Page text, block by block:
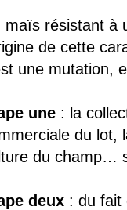
maïs résistant à
de cette
une mutation,
une : la
du lot,
du champ…
deux : du fait